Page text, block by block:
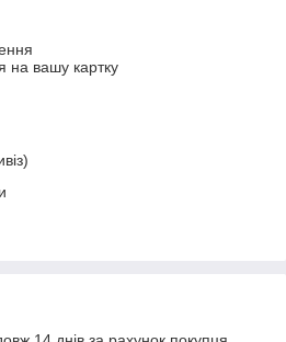
на вашу картку